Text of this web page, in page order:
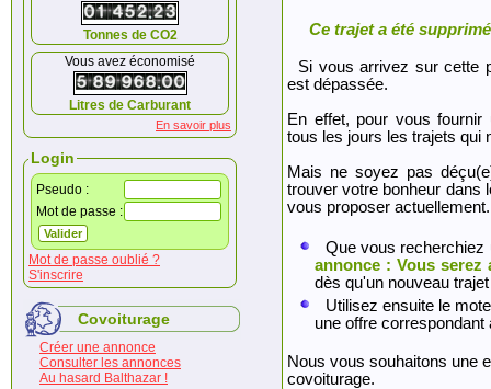
Tonnes de CO2
Vous avez économisé
Litres de Carburant
En savoir plus
Login
Pseudo :
Mot de passe :
Mot de passe oublié ?
S'inscrire
Covoiturage
Créer une annonce
Consulter les annonces
Au hasard Balthazar !
Ce trajet a été
Si vous arrivez sur cette
est dépassée.
En effet, pour vous fournir
tous les jours les trajets qui
Mais ne soyez pas
trouver votre bonheur dans
vous proposer actuellement.
Que vous
annonce : Vous serez
dès qu'un nouveau
Utilisez ensuite le
une offre
Nous vous souhaitons une
covoiturage.